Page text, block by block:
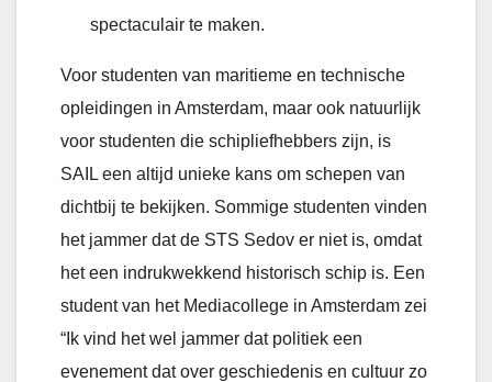
spectaculair te maken.
Voor studenten van maritieme en technische
opleidingen in Amsterdam, maar ook natuurlijk
voor studenten die schipliefhebbers zijn, is
SAIL een altijd unieke kans om schepen van
dichtbij te bekijken. Sommige studenten vinden
het jammer dat de STS Sedov er niet is, omdat
het een indrukwekkend historisch schip is. Een
student van het Mediacollege in Amsterdam zei
“Ik vind het wel jammer dat politiek een
evenement dat over geschiedenis en cultuur zo